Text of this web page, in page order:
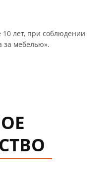
10 лет, при соблюдении
за мебелью».